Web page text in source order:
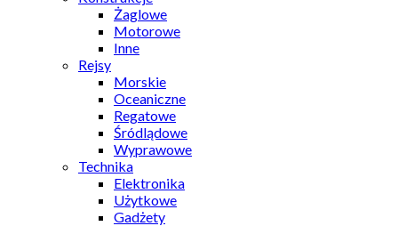
Żaglowe
Motorowe
Inne
Rejsy
Morskie
Oceaniczne
Regatowe
Śródlądowe
Wyprawowe
Technika
Elektronika
Użytkowe
Gadżety